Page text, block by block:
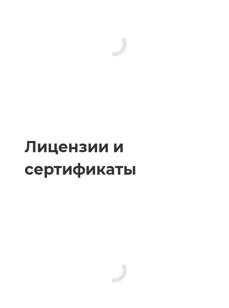
Лицензии и
сертификаты